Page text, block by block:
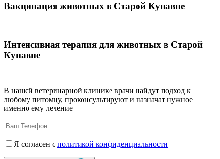
Вакцинация животных в Старой Купавне
Интенсивная терапия для животных в Старой
Купавне
В нашей ветеринарной клинике врачи найдут подход к
любому питомцу, проконсультируют и назначат нужное
именно ему лечение
Я согласен с политикой конфиденциальности